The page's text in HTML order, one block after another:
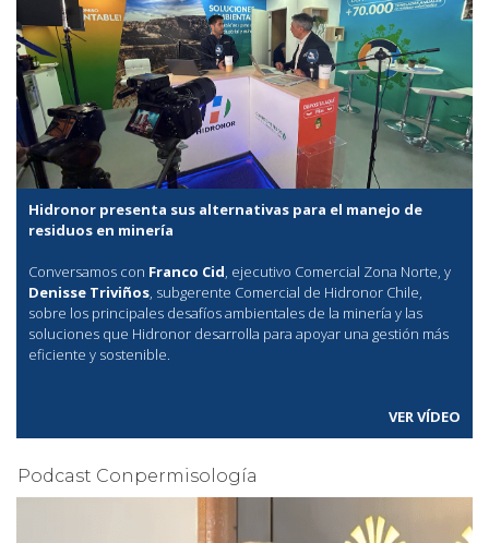
Hidronor presenta sus alternativas para el manejo de
residuos en minería
Conversamos con Franco Cid, ejecutivo Comercial Zona Norte, y
Denisse Triviños, subgerente Comercial de Hidronor Chile,
sobre los principales desafíos ambientales de la minería y las
soluciones que Hidronor desarrolla para apoyar una gestión más
eficiente y sostenible.
VER VÍDEO
Podcast Conpermisología